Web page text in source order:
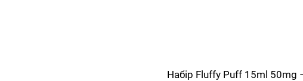
Набір Fluffy Puff 15ml 50mg